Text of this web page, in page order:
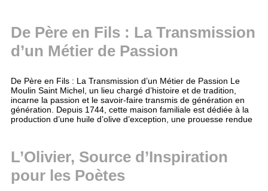
De Père en Fils : La Transmission
d’un Métier de Passion
De Père en Fils : La Transmission d’un Métier de Passion Le
Moulin Saint Michel, un lieu chargé d’histoire et de tradition,
incarne la passion et le savoir-faire transmis de génération en
génération. Depuis 1744, cette maison familiale est dédiée à la
production d’une huile d’olive d’exception, une prouesse rendue
L’Olivier, Source d’Inspiration
pour les Poètes